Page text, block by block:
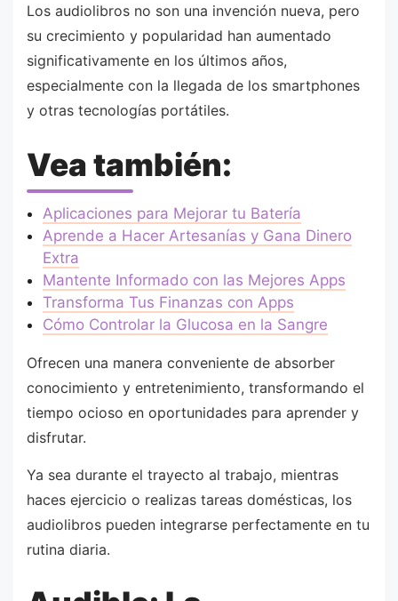
Los audiolibros no son una invención nueva, pero
su crecimiento y popularidad han aumentado
significativamente en los últimos años,
especialmente con la llegada de los smartphones
y otras tecnologías portátiles.
Vea también:
Aplicaciones para Mejorar tu Batería
Aprende a Hacer Artesanías y Gana Dinero
Extra
Mantente Informado con las Mejores Apps
Transforma Tus Finanzas con Apps
Cómo Controlar la Glucosa en la Sangre
Ofrecen una manera conveniente de absorber
conocimiento y entretenimiento, transformando el
tiempo ocioso en oportunidades para aprender y
disfrutar.
Ya sea durante el trayecto al trabajo, mientras
haces ejercicio o realizas tareas domésticas, los
audiolibros pueden integrarse perfectamente en tu
rutina diaria.